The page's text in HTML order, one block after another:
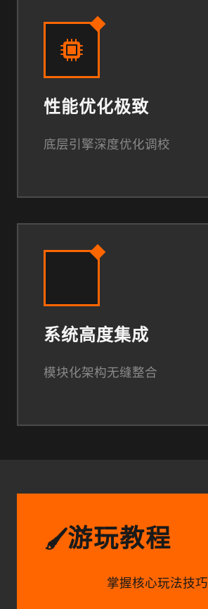
性能优化极致
底层引擎深度优化调校
系统高度集成
模块化架构无缝整合
🖌️游玩教程
掌握核心玩法技巧